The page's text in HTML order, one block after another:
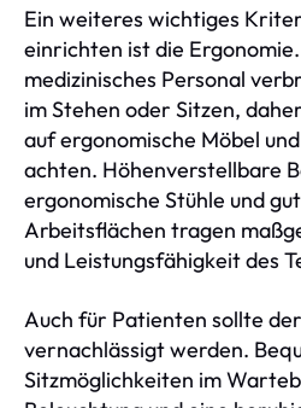
Ein weiteres wichtiges
einrichten ist die
medizinisches Personal
im Stehen oder Sitzen,
auf ergonomische Möbel
achten. Höhenverstellbare
ergonomische Stühle und
Arbeitsflächen tragen
und Leistungsfähigkeit des
Auch für Patienten sollte
vernachlässigt werden.
Sitzmöglichkeiten im